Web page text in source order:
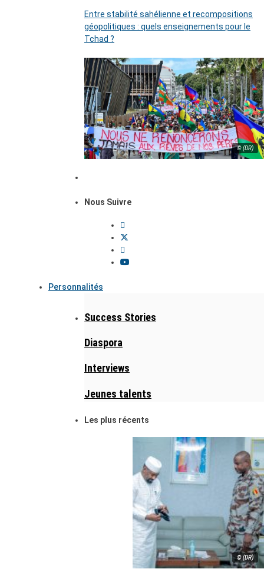
Entre stabilité sahélienne et recompositions
géopolitiques : quels enseignements pour le
Tchad ?
© (DR)
Nous Suivre
Personnalités
Success Stories
Diaspora
Interviews
Jeunes talents
Les plus récents
© (DR)